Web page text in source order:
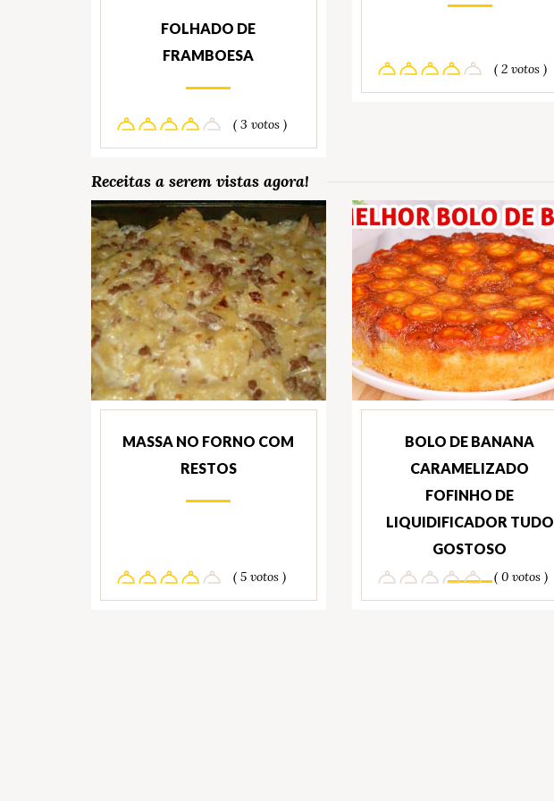
FOLHADO DE
FRAMBOESA
( 3 votos )
( 2 votos )
Receitas a serem vistas agora!
MASSA NO FORNO COM
RESTOS
( 5 votos )
BOLO DE BANANA
CARAMELIZADO
FOFINHO DE
LIQUIDIFICADOR TUDO
GOSTOSO
( 0 votos )